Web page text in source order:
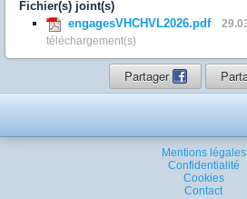
Fichier(s) joint(s)
engagesVHCHVL2026.pdf
téléchargement(s)
Partager
Mentions légales
Confidentialité
Cookies
Contact